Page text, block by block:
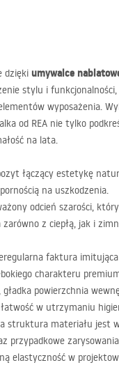
dzięki umywalce
stylu i
wyposażenia.
od REA nie tylko
na lata.
łączący estetykę
na uszkodzenia.
odcień szarości,
z ciepłą, jak i
faktura
charakteru
powierzchnia
w utrzymaniu
struktura materiału jest
przypadkowe
elastyczność w